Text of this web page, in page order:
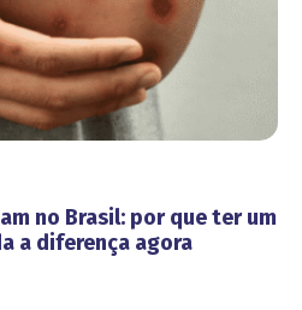
no Brasil: por que ter um
a diferença agora